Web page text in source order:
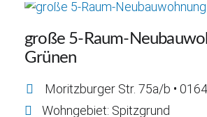
große 5-Raum-
Grünen
Moritzburger Str. 75a/b •
Wohngebiet: Spitzgrund